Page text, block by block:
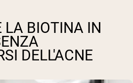
LA BIOTINA IN
DELL'ACNE